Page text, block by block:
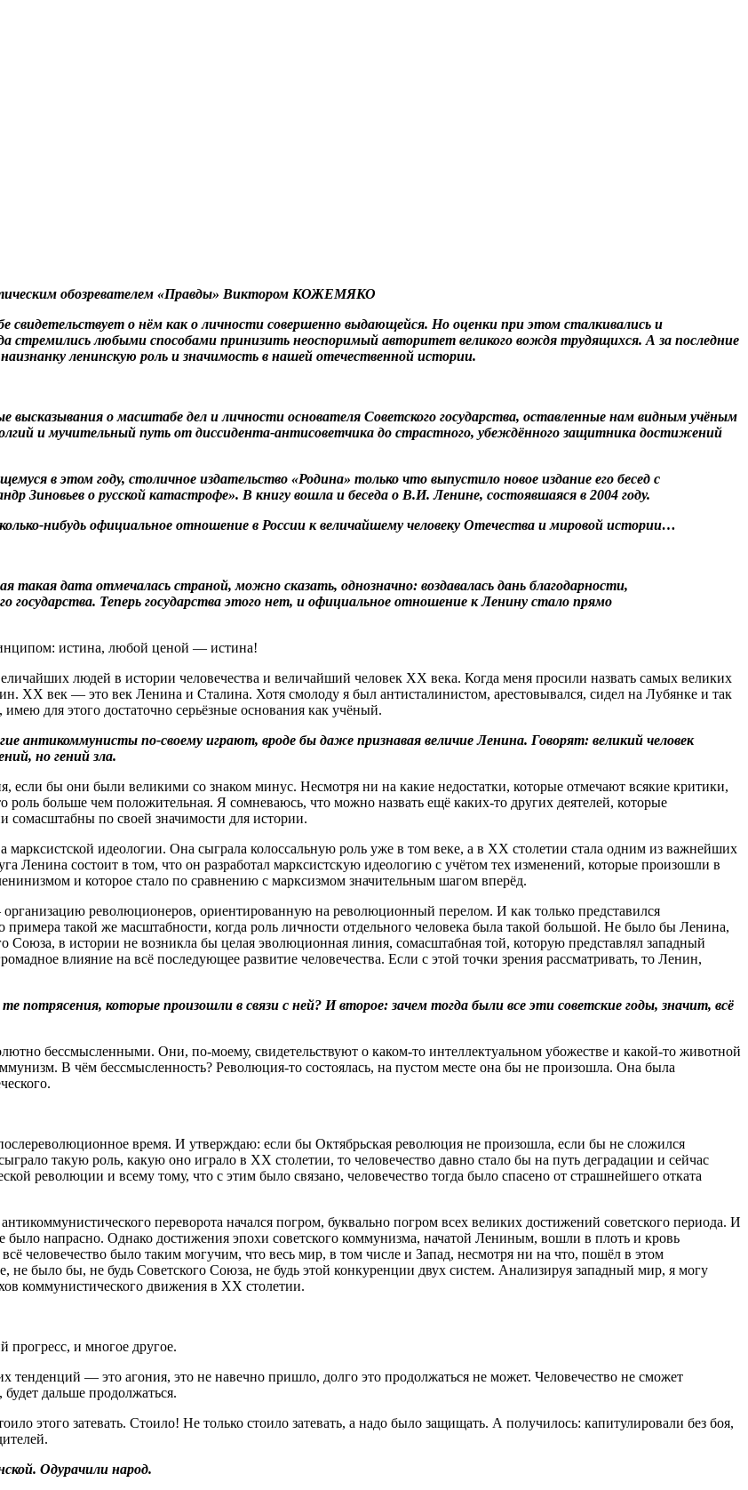
обозревателем «Правды» Виктором КОЖЕМЯКО
свидетельствует о нём как о личности совершенно выдающейся. Но оценки при этом сталкивались и
стремились любыми способами принизить неоспоримый авторитет великого вождя трудящихся. А за последние
ленинскую роль и значимость в нашей отечественной истории.
о масштабе дел и личности основателя Советского государства, оставленные нам видным учёным
и мучительный путь от диссидента-антисоветчика до страстного, убеждённого защитника достижений
в этом году, столичное издательство «Родина» только что выпустило новое издание его бесед с
Зиновьев о русской катастрофе». В книгу вошла и беседа о В.И. Ленине, состоявшаяся в 2004 году.
нибудь официальное отношение в России к величайшему человеку Отечества и мировой истории…
дата отмечалась страной, можно сказать, однозначно: воздавалась дань благодарности,
государства. Теперь государства этого нет, и официальное отношение к Ленину стало прямо
истина, любой ценой — истина!
людей в истории человечества и величайший человек XX века. Когда меня просили назвать самых великих
XX век — это век Ленина и Сталина. Хотя смолоду я был антисталинистом, арестовывался, сидел на Лубянке и так
для этого достаточно серьёзные основания как учёный.
антикоммунисты по-своему играют, вроде бы даже признавая величие Ленина. Говорят: великий человек
но гений зла.
бы они были великими со знаком минус. Несмотря ни на какие недостатки, которые отмечают всякие критики,
больше чем положительная. Я сомневаюсь, что можно назвать ещё каких-то других деятелей, которые
по своей значимости для истории.
идеологии. Она сыграла колоссальную роль уже в том веке, а в XX столетии стала одним из важнейших
Ленина состоит в том, что он разработал марксистскую идеологию с учётом тех изменений, которые произошли в
и которое стало по сравнению с марксизмом значительным шагом вперёд.
революционеров, ориентиро­ванную на революционный перелом. И как только представился
такой же масштабности, когда роль личности отдельного человека была такой большой. Не было бы Ленина,
в истории не возникла бы целая эволюционная линия, сомасштабная той, которую представлял западный
влияние на всё последующее развитие человечества. Если с этой точки зрения рассматривать, то Ленин,
которые произошли в связи с ней? И второе: зачем тогда были все эти советские годы, значит, всё
бессмысленными. Они, по-моему, свидетельствуют о каком-то интеллектуальном убожестве и какой-то животной
В чём бессмысленность? Революция-то состоялась, на пустом месте она бы не произошла. Она была
время. И утверждаю: если бы Октябрьская революция не произошла, если бы не сложился
такую роль, какую оно играло в XX столетии, то человечество давно стало бы на путь дегра­дации и сейчас
революции и всему тому, что с этим было связано, человечество тогда было спасено от страшнейшего отката
переворота начался погром, буквально погром всех великих достижений советского периода. И
было напрасно. Однако достижения эпохи советского коммунизма, начатой Лениным, вошли в плоть и кровь
человечество было таким могучим, что весь мир, в том числе и Запад, несмотря ни на что, пошёл в этом
было бы, не будь Советского Союза, не будь этой конкуренции двух систем. Анализируя западный мир, я могу
коммунистического движения в XX столетии.
и многое другое.
тенденций — это агония, это не навечно пришло, долго это продолжаться не может. Человечество не сможет
дальше продолжаться.
этого затевать. Стоило! Не только стоило затевать, а надо было защищать. А получилось: капитулиро­вали без боя,
Одурачили народ.